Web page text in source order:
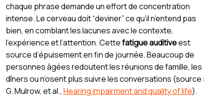
chaque phrase demande un effort de concentration
intense. Le cerveau doit “deviner” ce qu’il n’entend pas
bien, en comblant les lacunes avec le contexte,
l’expérience et l’attention. Cettefatigue auditiveest
source d’épuisement en fin de journée. Beaucoup de
personnes âgées redoutent les réunions de famille, les
dîners ou n’osent plus suivre les conversations (source :
G. Mulrow, et al., Hearing impairment and quality of life).